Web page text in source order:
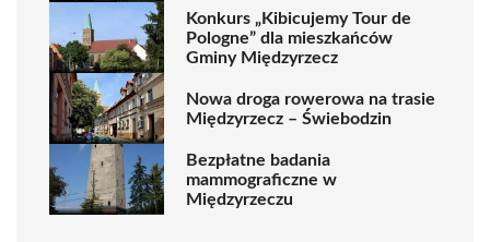
Konkurs „Kibicujemy Tour de
Pologne” dla mieszkańców
Gminy Międzyrzecz
Nowa droga rowerowa na trasie
Międzyrzecz – Świebodzin
Bezpłatne badania
mammograficzne w
Międzyrzeczu